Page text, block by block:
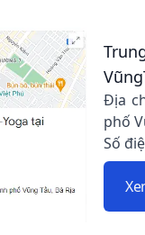
Địa
phố
Số